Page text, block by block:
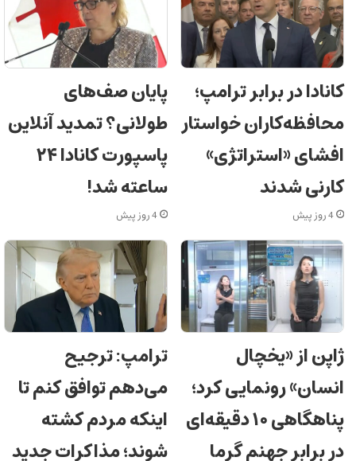
کانادا در برابر ترامپ؛
محافظه‌کاران خواستار
افشای «استراتژی»
کارنی شدند
4 روز پیش
پایان صف‌های
طولانی؟ تمدید آنلاین
پاسپورت کانادا ۲۴
ساعته شد!
4 روز پیش
ژاپن از «یخچال
انسان» رونمایی کرد؛
پناهگاهی ۱۰ دقیقه‌ای
در برابر جهنم گرما
ترامپ: ترجیح
می‌دهم توافق کنم تا
اینکه مردم کشته
شوند؛ مذاکرات جدید